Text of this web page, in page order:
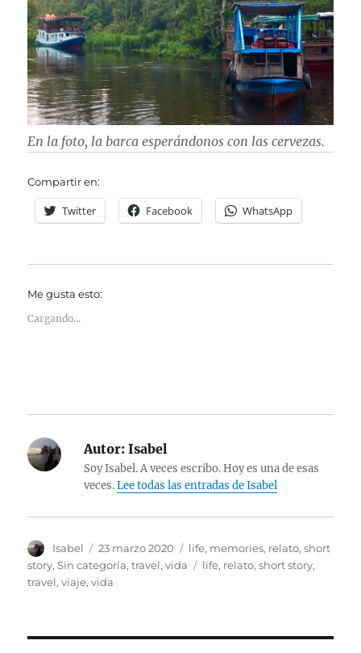
En la foto, la barca esperándonos con las cervezas.
Compartir en:
Twitter Facebook WhatsApp
Me gusta esto:
Cargando...
Autor: Isabel
Soy Isabel. A veces escribo. Hoy es una de esas
veces.Lee todas las entradas de Isabel
Autor
Isabel
Publicado
el
23 marzo 2020 Categorías
life, memories, relato,short
story,Sin categoría,travel,vida Etiquetas
life, relato,short story,
travel,viaje,vida